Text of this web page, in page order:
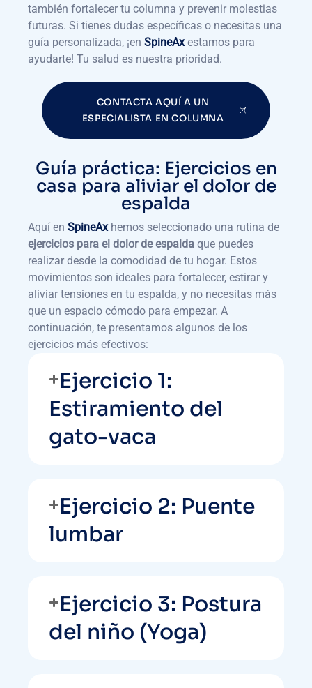
también fortalecer tu columna y prevenir molestias
futuras. Si tienes dudas específicas o necesitas una
guía personalizada, ¡en SpineAxestamos para
ayudarte! Tu salud es nuestra prioridad.
CONTACTA AQUÍ A UN
ESPECIALISTA EN COLUMNA
Guía práctica: Ejercicios en
casa para aliviar el dolor de
espalda
Aquí en SpineAxhemos seleccionado una rutina de
ejercicios para el dolor de espalda que puedes
realizar desde la comodidad de tu hogar. Estos
movimientos son ideales para fortalecer, estirar y
aliviar tensiones en tu espalda, y no necesitas más
que un espacio cómodo para empezar. A
continuación, te presentamos algunos de los
ejercicios más efectivos:
Ejercicio 1:
Estiramiento del
gato-vaca
Ejercicio 2: Puente
lumbar
Ejercicio 3: Postura
del niño (Yoga)